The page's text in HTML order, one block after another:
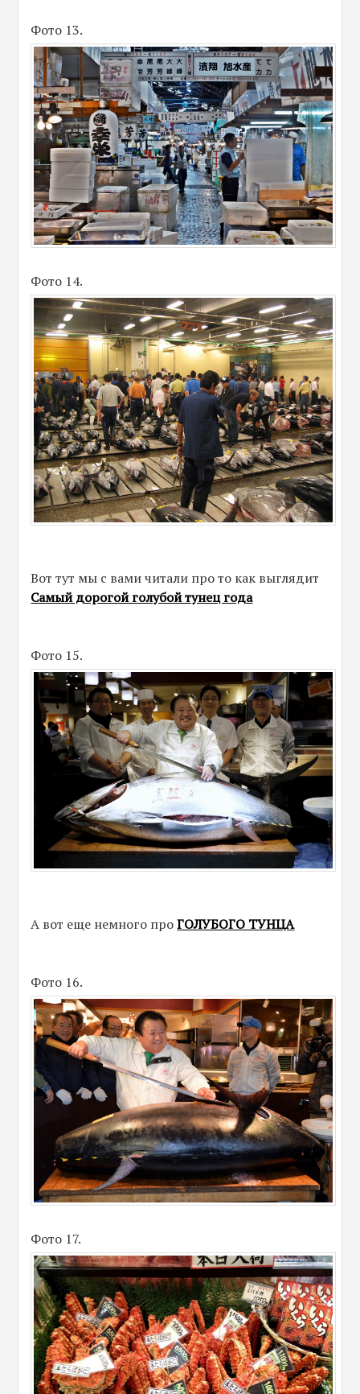
Фото 13.
Фото 14.
Вот тут мы с вами читали про то как выглядит
Самый дорогой голубой тунец года
Фото 15.
А вот еще немного проГОЛУБОГО ТУНЦА
Фото 16.
Фото 17.